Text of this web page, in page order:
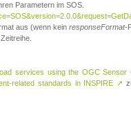
Parametern im SOS.
aus (wenn kein responseFormat-
services using the OGC
related standards in INSPIRE ↗